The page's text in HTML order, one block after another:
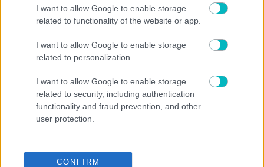
I want to allow Google to enable storage
related to functionality of the website or app.
I want to allow Google to enable storage
related to personalization.
I want to allow Google to enable storage
related to security, including authentication
functionality and fraud prevention, and other
user protection.
CONFIRM
ΠΟΔΟΣΦΑΙΡΟ ΑΕΚ